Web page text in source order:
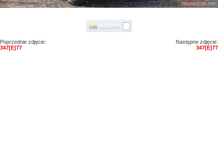
Poprzednie zdjęcie:
347[E]77
Następne zdjęcie:
347[E]77